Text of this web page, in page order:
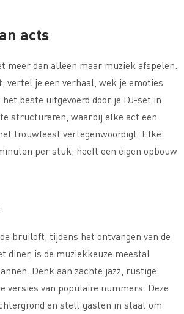
acts
meer dan alleen maar muziek afspelen.
vertel je een verhaal, wek je emoties
beste uitgevoerd door je DJ-set in
structureren, waarbij elke act een
trouwfeest vertegenwoordigt. Elke
per stuk, heeft een eigen opbouw
bruiloft, tijdens het ontvangen van de
diner, is de muziekkeuze meestal
Denk aan zachte jazz, rustige
versies van populaire nummers. Deze
en stelt gasten in staat om